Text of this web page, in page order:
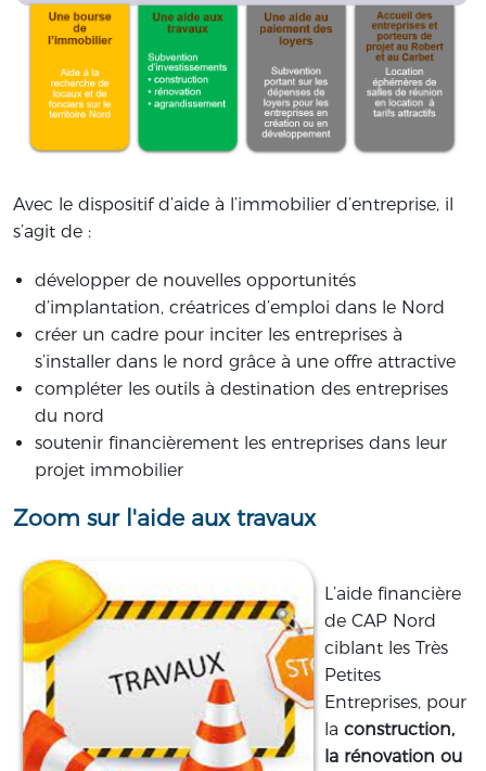
Avec le dispositif d’aide à l’immobilier d’entreprise, il
s’agit de :
développer de nouvelles opportunités
d’implantation, créatrices d’emploi dans le Nord
créer un cadre pour inciter les entreprises à
s’installer dans le nord grâce à une offre attractive
compléter les outils à destination des entreprises
du nord
soutenir financièrement les entreprises dans leur
projet immobilier
Zoom sur l'aide aux travaux
L’aide financière
de CAP Nord
ciblant les Très
Petites
Entreprises, pour
la construction,
la rénovation ou